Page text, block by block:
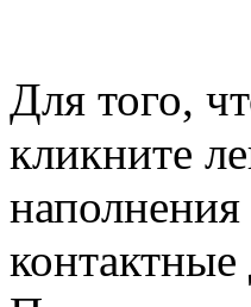
Для того,
кликните